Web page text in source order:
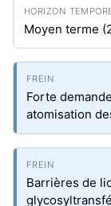
Moyen terme
Forte
atomisation
Barrières de